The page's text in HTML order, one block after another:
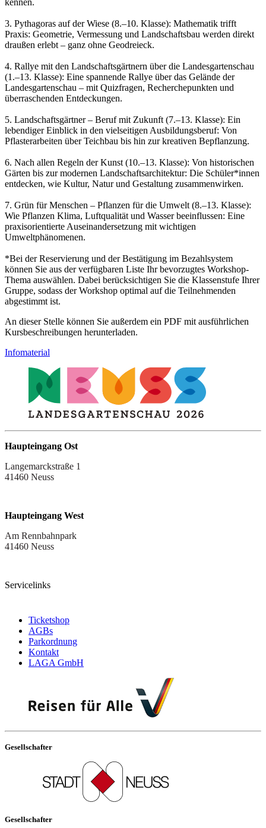
3. Pythagoras auf der Wiese (8.–10. Klasse): Mathematik trifft
Praxis: Geometrie, Vermessung und Landschaftsbau werden direkt
draußen erlebt – ganz ohne Geodreieck.
4. Rallye mit den Landschaftsgärtnern über die Landesgartenschau
(1.–13. Klasse): Eine spannende Rallye über das Gelände der
Landesgartenschau – mit Quizfragen, Recherchepunkten und
überraschenden Entdeckungen.
5. Landschaftsgärtner – Beruf mit Zukunft (7.–13. Klasse): Ein
lebendiger Einblick in den vielseitigen Ausbildungsberuf: Von
Pflasterarbeiten über Teichbau bis hin zur kreativen Bepflanzung.
6. Nach allen Regeln der Kunst (10.–13. Klasse): Von historischen
Gärten bis zur modernen Landschaftsarchitektur: Die Schüler*innen
entdecken, wie Kultur, Natur und Gestaltung zusammenwirken.
7. Grün für Menschen – Pflanzen für die Umwelt (8.–13. Klasse):
Wie Pflanzen Klima, Luftqualität und Wasser beeinflussen: Eine
praxisorientierte Auseinandersetzung mit wichtigen
Umweltphänomenen.
*Bei der Reservierung und der Bestätigung im Bezahlsystem
können Sie aus der verfügbaren Liste Ihr bevorzugtes Workshop-
Thema auswählen. Dabei berücksichtigen Sie die Klassenstufe Ihrer
Gruppe, sodass der Workshop optimal auf die Teilnehmenden
abgestimmt ist.
An dieser Stelle können Sie außerdem ein PDF mit ausführlichen
Kursbeschreibungen herunterladen.
Infomaterial
Haupteingang Ost
Langemarckstraße 1
41460 Neuss
Haupteingang West
Am Rennbahnpark
41460 Neuss
Servicelinks
Ticketshop
AGBs
Parkordnung
Kontakt
LAGA GmbH
Gesellschafter
Gesellschafter